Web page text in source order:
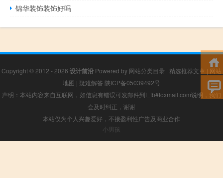
锦华装饰装饰好吗
Copyright © 2012 - 2026 设计前沿 Powered by 网站分类目录 | 精选推荐文章 | 网站
地图 | 疑难解答 陕ICP备05039492号
声明：本站内容来自互联网，如信息有错误可发邮件到f_fb#foxmail.com说明，我们
会及时纠正，谢谢
本站仅为个人兴趣爱好，不接盈利性广告及商业合作
小男孩